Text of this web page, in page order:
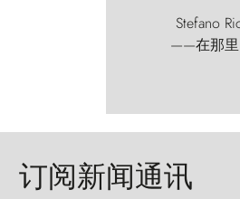
Stefano
——在那里
订阅新闻通讯